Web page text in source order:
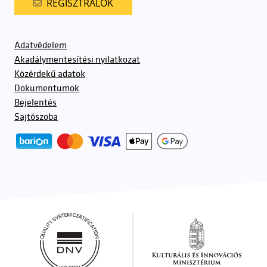
REGISZTRÁLOK
Adatvédelem
Akadálymentesítési nyilatkozat
Közérdekű adatok
Dokumentumok
Bejelentés
Sajtószoba